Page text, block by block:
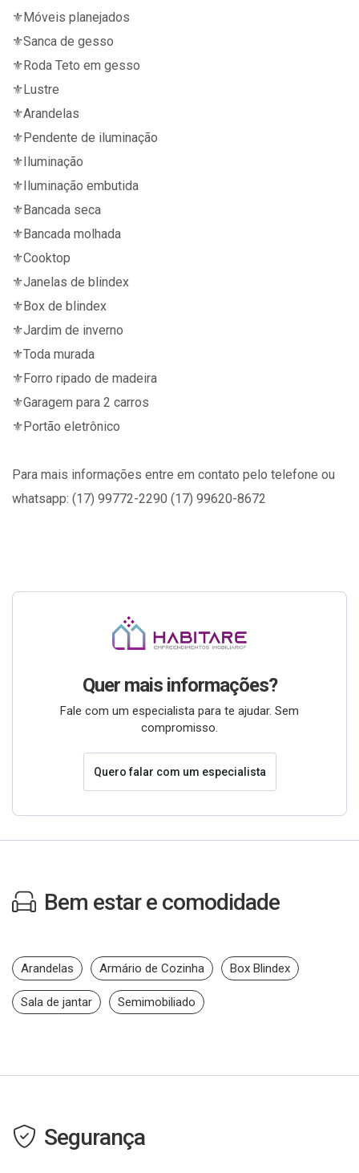
⚜️Móveis planejados
⚜️Sanca de gesso
⚜️Roda Teto em gesso
⚜️Lustre
⚜️Arandelas
⚜️Pendente de iluminação
⚜️Iluminação
⚜️Iluminação embutida
⚜️Bancada seca
⚜️Bancada molhada
⚜️Cooktop
⚜️Janelas de blindex
⚜️Box de blindex
⚜️Jardim de inverno
⚜️Toda murada
⚜️Forro ripado de madeira
⚜️Garagem para 2 carros
⚜️Portão eletrônico
Para mais informações entre em contato pelo telefone ou
whatsapp: (17) 99772-2290 (17) 99620-8672
Quer mais informações?
Fale com um especialista para te ajudar. Sem
compromisso.
Quero falar com um especialista
Bem estar e comodidade
Arandelas Armário de Cozinha Box Blindex
Sala de jantar Semimobiliado
Segurança